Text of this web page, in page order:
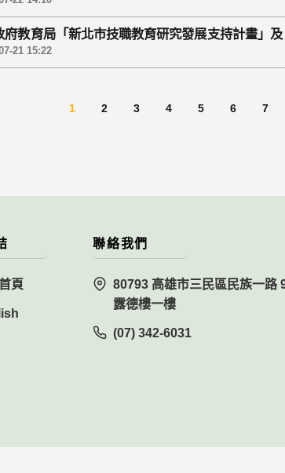
府教育局「新北市技職教育研究發展支持計畫」
× 韌性」活動，歡迎師生踴躍投稿及參與。
21 15:22
1 2 3 4 5 6 7
頁
聯絡我們
80793 高雄市三民區民族一路
露德樓一樓
(07) 342-6031